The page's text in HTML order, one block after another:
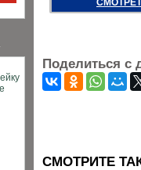
Поделиться с
CМОТРИТЕ